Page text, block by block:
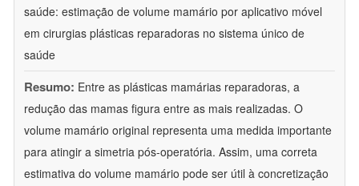
saúde: estimação de volume mamário por aplicativo móvel
em cirurgias plásticas reparadoras no sistema único de
saúde
Resumo: Entre as plásticas mamárias reparadoras, a
redução das mamas figura entre as mais realizadas. O
volume mamário original representa uma medida importante
para atingir a simetria pós-operatória. Assim, uma correta
estimativa do volume mamário pode ser útil à concretização